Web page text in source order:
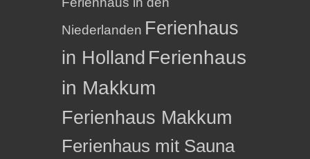
Niederlanden Ferienhaus
in Holland Ferienhaus
in Makkum
Ferienhaus Makkum
Ferienhaus mit Sauna